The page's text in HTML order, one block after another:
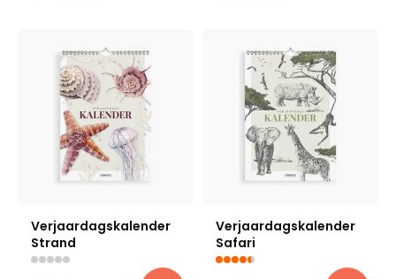
Verjaardagskalender
Strand
Verjaardagskalender
Safari